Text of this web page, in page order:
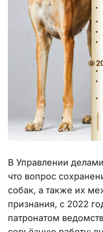
В Управлении
что вопрос
собак, а также их
признания, с 2022
патронатом